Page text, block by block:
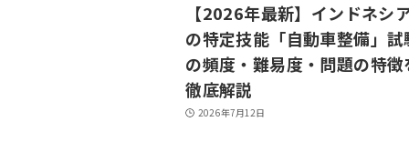
【2026年最新】インドネシ
の特定技能「自動車整備」試
の頻度・難易度・問題の特徴
徹底解説
2026年7月12日